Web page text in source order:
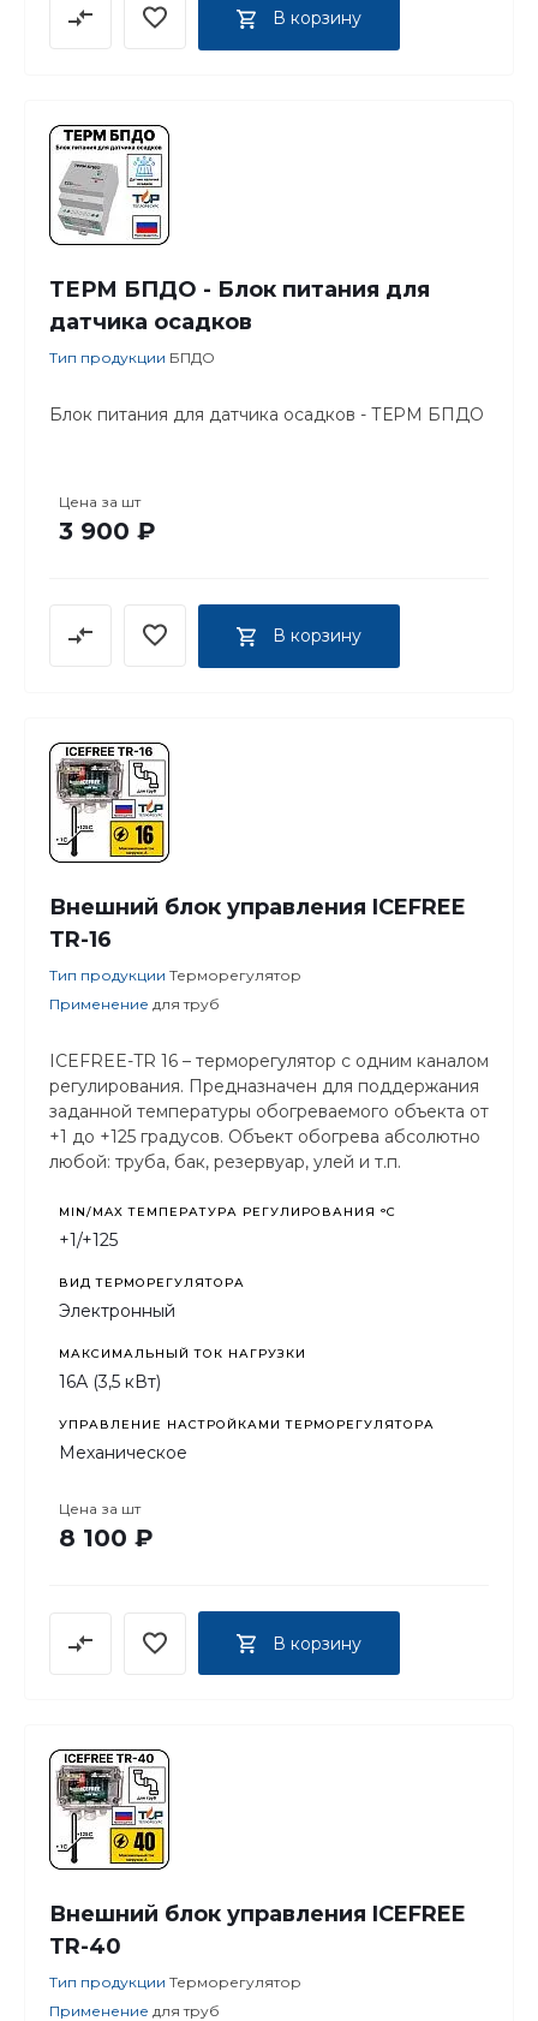
В корзину
ТЕРМ БПДО - Блок питания для
датчика осадков
Тип продукции БПДО
Блок питания для датчика осадков - ТЕРМ БПДО
Цена за шт
3 900 ₽
В корзину
Внешний блок управления ICEFREE
TR-16
Тип продукции Терморегулятор
Применение для труб
ICEFREE-TR 16 – терморегулятор с одним каналом
регулирования. Предназначен для поддержания
заданной температуры обогреваемого объекта от
+1 до +125 градусов. Объект обогрева абсолютно
любой: труба, бак, резервуар, улей и т.п.
MIN/MAX ТЕМПЕРАТУРА РЕГУЛИРОВАНИЯ °С
+1/+125
ВИД ТЕРМОРЕГУЛЯТОРА
Электронный
МАКСИМАЛЬНЫЙ ТОК НАГРУЗКИ
16А (3,5 кВт)
УПРАВЛЕНИЕ НАСТРОЙКАМИ ТЕРМОРЕГУЛЯТОРА
Механическое
Цена за шт
8 100 ₽
В корзину
Внешний блок управления ICEFREE
TR-40
Тип продукции Терморегулятор
Применение для труб